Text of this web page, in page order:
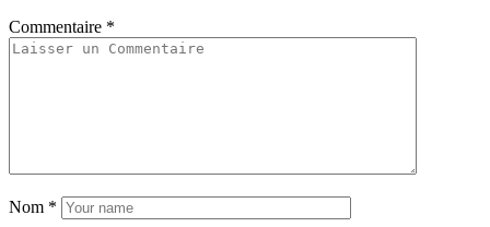
Commentaire *
Nom *